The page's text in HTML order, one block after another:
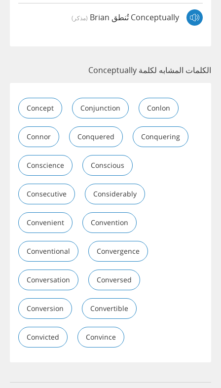
Conceptually تُنطق Brian (مذكر)
الكلمات المشابه لكلمة Conceptually
Concept Conjunction Conlon
Connor Conquered Conquering
Conscience Conscious
Consecutive Considerably
Convenient Convention
Conventional Convergence
Conversation Conversed
Conversion Convertible
Convicted Convince